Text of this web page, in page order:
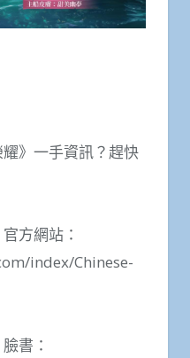
》一手資訊？趕快
方網站：
index/Chinese-
書：